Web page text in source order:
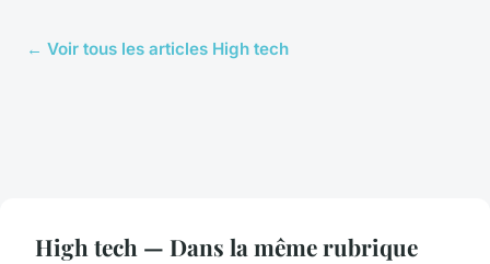
← Voir tous les articles High tech
High tech — Dans la même rubrique